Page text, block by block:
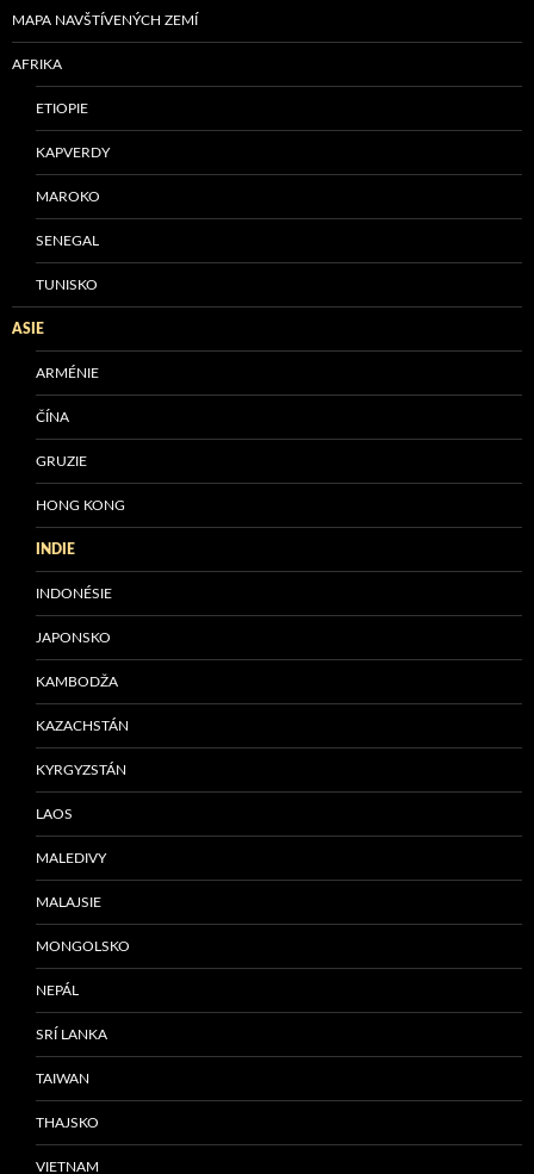
MAPA NAVŠTÍVENÝCH ZEMÍ
AFRIKA
ETIOPIE
KAPVERDY
MAROKO
SENEGAL
TUNISKO
ASIE
ARMÉNIE
ČÍNA
GRUZIE
HONG KONG
INDIE
INDONÉSIE
JAPONSKO
KAMBODŽA
KAZACHSTÁN
KYRGYZSTÁN
LAOS
MALEDIVY
MALAJSIE
MONGOLSKO
NEPÁL
SRÍ LANKA
TAIWAN
THAJSKO
VIETNAM